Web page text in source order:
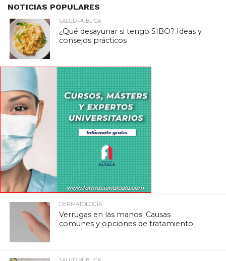
NOTICIAS POPULARES
SALUD PÚBLICA
¿Qué desayunar si tengo SIBO? Ideas y
consejos prácticos
DERMATOLOGÍA
Verrugas en las manos: Causas
comunes y opciones de tratamiento